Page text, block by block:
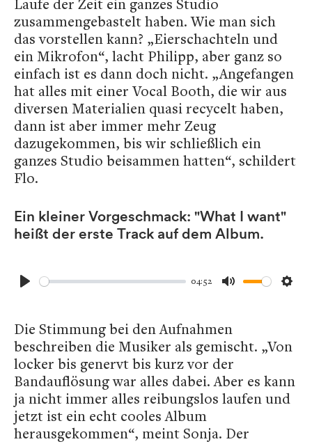
Laufe der Zeit ein ganzes Studio
zusammengebastelt haben. Wie man sich
das vorstellen kann? „Eierschachteln und
ein Mikrofon“, lacht Philipp, aber ganz so
einfach ist es dann doch nicht. „Angefangen
hat alles mit einer Vocal Booth, die wir aus
diversen Materialien quasi recycelt haben,
dann ist aber immer mehr Zeug
dazugekommen, bis wir schließlich ein
ganzes Studio beisammen hatten“, schildert
Flo.
Ein kleiner Vorgeschmack: "What I want"
heißt der erste Track auf dem Album.
04:52
Die Stimmung bei den Aufnahmen
beschreiben die Musiker als gemischt. „Von
locker bis genervt bis kurz vor der
Bandauflösung war alles dabei. Aber es kann
ja nicht immer alles reibungslos laufen und
jetzt ist ein echt cooles Album
herausgekommen“, meint Sonja. Der